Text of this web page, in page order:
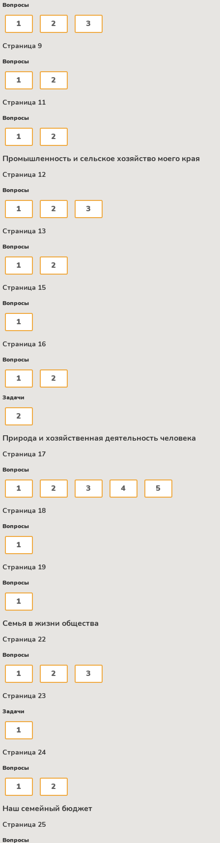
Вопросы
1 2 3
Страница 9
Вопросы
1 2
Страница 11
Вопросы
1 2
Промышленность и сельское хозяйство моего края
Страница 12
Вопросы
1 2 3
Страница 13
Вопросы
1 2
Страница 15
Вопросы
1
Страница 16
Вопросы
1 2
Задачи
2
Природа и хозяйственная деятельность человека
Страница 17
Вопросы
1 2 3 4 5
Страница 18
Вопросы
1
Страница 19
Вопросы
1
Семья в жизни общества
Страница 22
Вопросы
1 2 3
Страница 23
Задачи
1
Страница 24
Вопросы
1 2
Наш семейный бюджет
Страница 25
Вопросы